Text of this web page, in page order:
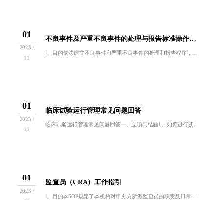
01
2023 /
11
不良事件及严重不良事件的处理与报告标准操作规程
Ⅰ、目的依法建立不良事件和严重不良事件的处理和报告程序，保障受试者的合法权益和生命安全。Ⅱ、范围适用于本机构进行的所有临床试验中受试者发生不...
01
2023 /
11
临床试验运行管理常见问题回答
临床试验运行管理常见问题回答一、立项与结题1、如何进行初步项目申请？答：请向机构办公室邮箱sdfeygcp@163.com发送立项申请基本信...
01
2023 /
监查员（CRA）工作指引
Ⅰ、目的本SOP规定了本机构对申办方所派监查员的职责及日常工作程序要求。Ⅱ、范围适用于在本院为申请药品注册而进行的药物临床试验及其它相关临床...